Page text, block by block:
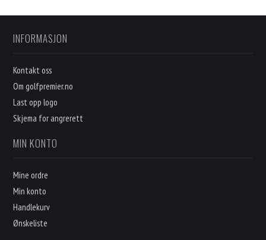
INFORMASJON
Kontakt oss
Om golfpremier.no
Last opp logo
Skjema for angrerett
MIN KONTO
Mine ordre
Min konto
Handlekurv
Ønskeliste